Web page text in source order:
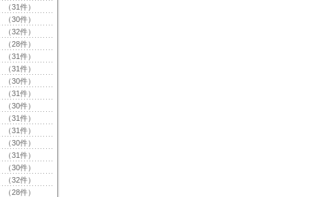
（31件）
（30件）
（32件）
（28件）
（31件）
（31件）
（30件）
（31件）
（30件）
（31件）
（31件）
（30件）
（31件）
（30件）
（32件）
（28件）